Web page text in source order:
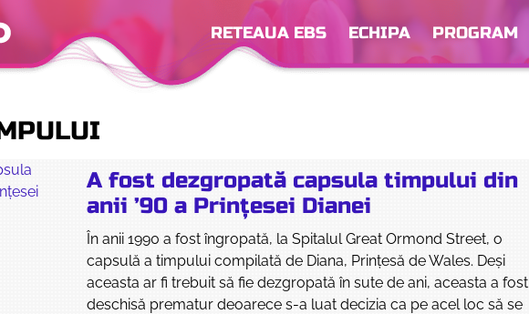
RETEAUA EBS ECHIPA PROGRAM
A fost dezgropată capsula timpului din
anii ’90 a Prinţesei Dianei
În anii 1990 a fost îngropată, la Spitalul Great Ormond Street, o
capsulă a timpului compilată de Diana, Prinţesă de Wales. Deşi
aceasta ar fi trebuit să fie dezgropată în sute de ani, aceasta a fost
deschisă prematur deoarece s-a luat decizia ca pe acel loc să se